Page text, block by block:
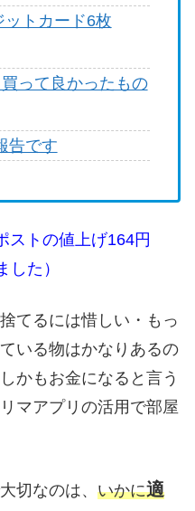
トカード6枚
って良かったもの
告です
ストの値上げ164円
た）
てるには惜しい・もっ
いる物はかなりあるの
かもお金になると言う
マアプリの活用で部屋
切なのは、 いかに適